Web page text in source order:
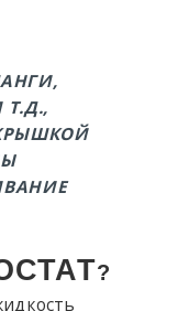
Т.Д.,
?